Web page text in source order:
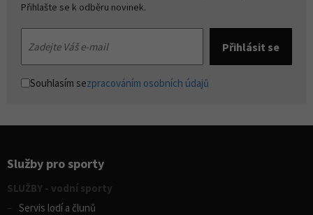
Přihlašte se k odběru novinek.
Souhlasím sezpracováním osobních údajů
Služby pro sporty
SLUŽBY - vodní sporty
Servis lodí a člunů